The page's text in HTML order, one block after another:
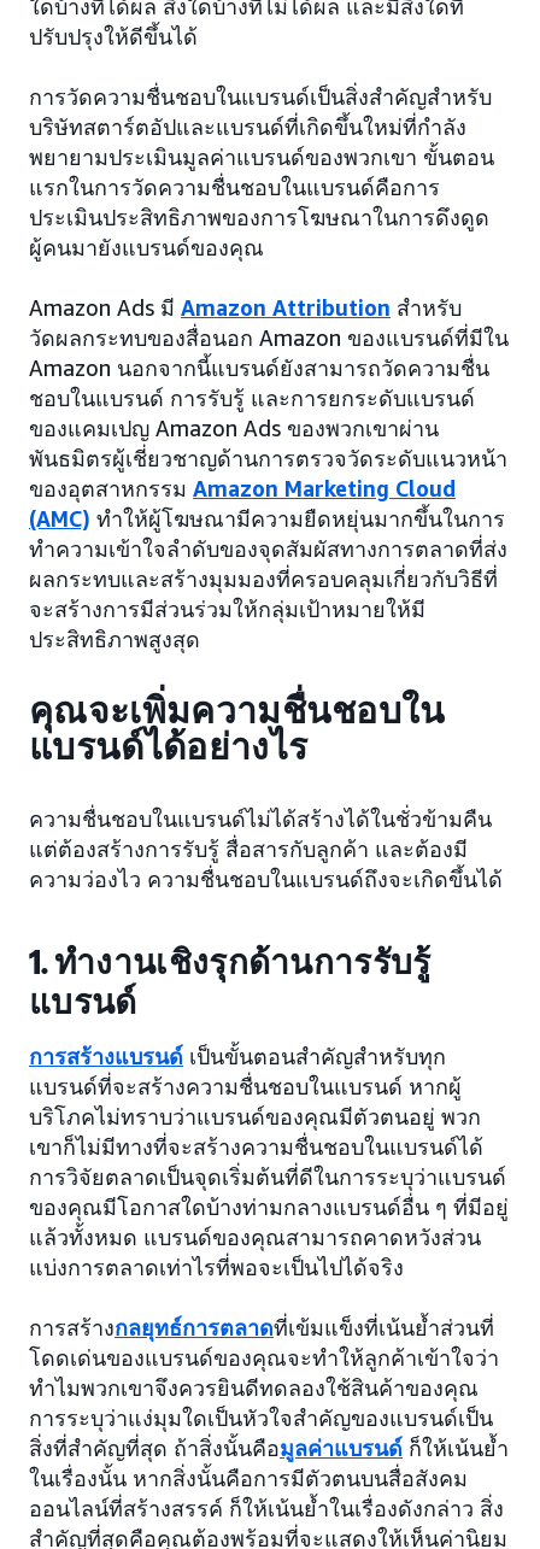
ใดบ้างที่ได้ผล สิ่งใดบ้างที่ไม่ได้ผล และมีสิ่งใดที่
ปรับปรุงให้ดีขึ้นได้
การวัดความชื่นชอบในแบรนด์เป็นสิ่งสำคัญสำหรับ
บริษัทสตาร์ตอัปและแบรนด์ที่เกิดขึ้นใหม่ที่กำลัง
พยายามประเมินมูลค่าแบรนด์ของพวกเขา ขั้นตอน
แรกในการวัดความชื่นชอบในแบรนด์คือการ
ประเมินประสิทธิภาพของการโฆษณาในการดึงดูด
ผู้คนมายังแบรนด์ของคุณ
Amazon Ads มี Amazon Attribution สำหรับ
วัดผลกระทบของสื่อนอก Amazon ของแบรนด์ที่มีใน
Amazon นอกจากนี้แบรนด์ยังสามารถวัดความชื่น
ชอบในแบรนด์ การรับรู้ และการยกระดับแบรนด์
ของแคมเปญ Amazon Ads ของพวกเขาผ่าน
พันธมิตรผู้เชี่ยวชาญด้านการตรวจวัดระดับแนวหน้า
ของอุตสาหกรรม Amazon Marketing Cloud
(AMC) ทำให้ผู้โฆษณามีความยืดหยุ่นมากขึ้นในการ
ทำความเข้าใจลำดับของจุดสัมผัสทางการตลาดที่ส่ง
ผลกระทบและสร้างมุมมองที่ครอบคลุมเกี่ยวกับวิธีที่
จะสร้างการมีส่วนร่วมให้กลุ่มเป้าหมายให้มี
ประสิทธิภาพสูงสุด
คุณจะเพิ่มความชื่นชอบใน
แบรนด์ได้อย่างไร
ความชื่นชอบในแบรนด์ไม่ได้สร้างได้ในชั่วข้ามคืน
แต่ต้องสร้างการรับรู้ สื่อสารกับลูกค้า และต้องมี
ความว่องไว ความชื่นชอบในแบรนด์ถึงจะเกิดขึ้นได้
1. ทำงานเชิงรุกด้านการรับรู้
แบรนด์
การสร้างแบรนด์ เป็นขั้นตอนสำคัญสำหรับทุก
แบรนด์ที่จะสร้างความชื่นชอบในแบรนด์ หากผู้
บริโภคไม่ทราบว่าแบรนด์ของคุณมีตัวตนอยู่ พวก
เขาก็ไม่มีทางที่จะสร้างความชื่นชอบในแบรนด์ได้
การวิจัยตลาดเป็นจุดเริ่มต้นที่ดีในการระบุว่าแบรนด์
ของคุณมีโอกาสใดบ้างท่ามกลางแบรนด์อื่น ๆ ที่มีอยู่
แล้วทั้งหมด แบรนด์ของคุณสามารถคาดหวังส่วน
แบ่งการตลาดเท่าไรที่พอจะเป็นไปได้จริง
การสร้างกลยุทธ์การตลาดที่เข้มแข็งที่เน้นย้ำส่วนที่
โดดเด่นของแบรนด์ของคุณจะทำให้ลูกค้าเข้าใจว่า
ทำไมพวกเขาจึงควรยินดีทดลองใช้สินค้าของคุณ
การระบุว่าแง่มุมใดเป็นหัวใจสำคัญของแบรนด์เป็น
สิ่งที่สำคัญที่สุด ถ้าสิ่งนั้นคือมูลค่าแบรนด์ ก็ให้เน้นย้ำ
ในเรื่องนั้น หากสิ่งนั้นคือการมีตัวตนบนสื่อสังคม
ออนไลน์ที่สร้างสรรค์ ก็ให้เน้นย้ำในเรื่องดังกล่าว สิ่ง
สำคัญที่สุดคือคุณต้องพร้อมที่จะแสดงให้เห็นค่านิยม